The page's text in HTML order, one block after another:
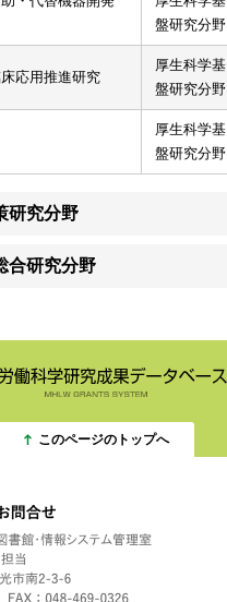
盤研究分野
応用推進研究
厚生科学基
盤研究分野
厚生科学基
盤研究分野
研究分野
合研究分野
このページのトップへ